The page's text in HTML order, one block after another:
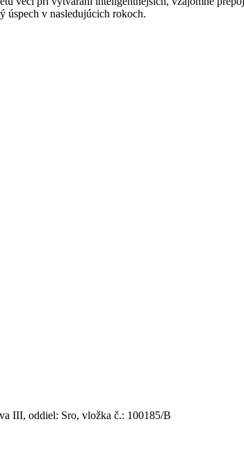
úspech v nasledujúcich rokoch.
III, oddiel: Sro, vložka č.: 100185/B